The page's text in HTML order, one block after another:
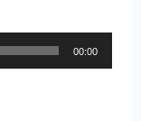
00:00